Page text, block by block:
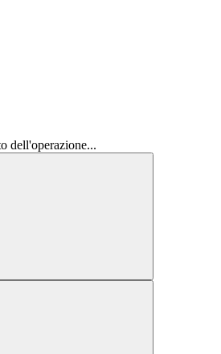
dell'operazione...